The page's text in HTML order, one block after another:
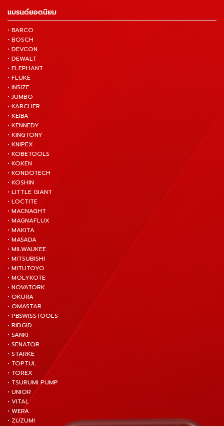
แบรนด์ยอดนิยม
• BARCO
• BOSCH
• DEVCON
• DEWALT
• ELEPHANT
• FLUKE
• INSIZE
• JUMBO
• KARCHER
• KEIBA
• KENNEDY
• KINGTONY
• KNIPEX
• KOBETOOLS
• KOKEN
• KONDOTECH
• KOSHIN
• LITTLE GIANT
• LOCTITE
• MACNAGHT
• MAGNAFLUX
• MAKITA
• MASADA
• MILWAUKEE
• MITSUBISHI
• MITUTOYO
• MOLYKOTE
• NOVATORK
• OKURA
• OMASTAR
• PBSWISSTOOLS
• RIDGID
• SANKI
• SENATOR
• STARKE
• TOPTUL
• TOREX
• TSURUMI PUMP
• UNIOR
• VITAL
• WERA
• ZUZUMI